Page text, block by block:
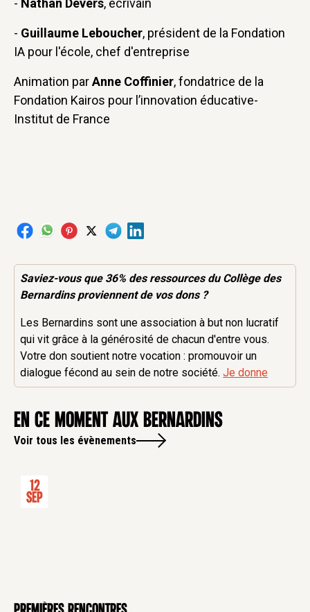
- Nathan Devers, écrivain
- Guillaume Leboucher, président de la Fondation
IA pour l'école, chef d'entreprise
Animation parAnne Coffinier, fondatrice de la
Fondation Kairos pour l’innovation éducative-
Institut de France
Saviez-vous que 36% desressourcesdu Collège des
Bernardins proviennent de vos dons ?
Les Bernardins sont une association à but non lucratif
qui vit grâce à la générosité de chacun d'entre vous.
Votre don soutient notre vocation : promouvoir un
dialogue fécond au sein de notre société.Je donne
en ce moment aux Bernardins
Voir tous les évènements
12
Sep